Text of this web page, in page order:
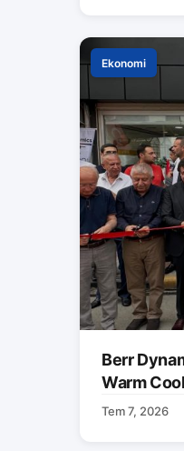
Ekonomi
Berr
Warm
Tem 7, 2026